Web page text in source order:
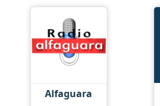
Alfaguara